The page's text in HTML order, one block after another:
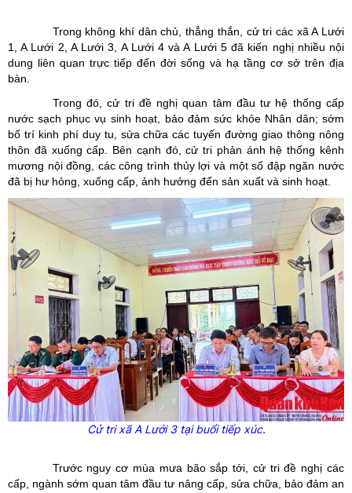
Trong không khí dân chủ, thẳng thắn, cử tri các xã A Lưới
1, A Lưới 2, A Lưới 3, A Lưới 4 và A Lưới 5 đã kiến nghị nhiều nội
dung liên quan trực tiếp đến đời sống và hạ tầng cơ sở trên địa
bàn.
Trong đó, cử tri đề nghị quan tâm đầu tư hệ thống cấp
nước sạch phục vụ sinh hoạt, bảo đảm sức khỏe Nhân dân; sớm
bố trí kinh phí duy tu, sửa chữa các tuyến đường giao thông nông
thôn đã xuống cấp. Bên cạnh đó, cử tri phản ánh hệ thống kênh
mương nội đồng, các công trình thủy lợi và một số đập ngăn nước
đã bị hư hỏng, xuống cấp, ảnh hưởng đến sản xuất và sinh hoạt.
Cử tri xã A Lưới 3 tại buổi tiếp xúc.
Trước nguy cơ mùa mưa bão sắp tới, cử tri đề nghị các
cấp, ngành sớm quan tâm đầu tư nâng cấp, sửa chữa, bảo đảm an